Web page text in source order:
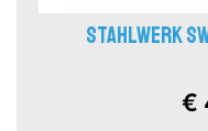
STAHLWERK
€